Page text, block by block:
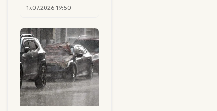
17.07.2026 19:50